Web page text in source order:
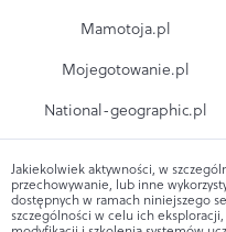
Mamotoja.pl
Mojegotowanie.pl
National-geographic.pl
Jakiekolwiek aktywności, w
przechowywanie, lub inne
dostępnych w ramach niniejszego
szczególności w celu ich